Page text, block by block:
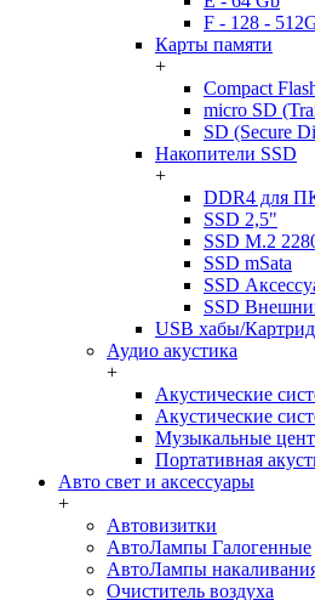
F - 128 -
Карты памяти
+
Compact
micro SD
SD (Secure
Накопители SSD
+
DDR4 для
SSD 2,5"
SSD M.2
SSD mSata
SSD
SSD
USB хабы/
Аудио акустика
+
Акустические
Акустические
Музыкальные
Портативная
Авто свет и аксессуары
+
Автовизитки
АвтоЛампы Галогенные
АвтоЛампы
Очиститель воздуха